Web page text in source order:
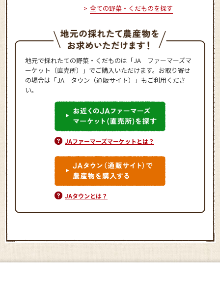
全ての野菜・くだものを探す
地元で採れたての野菜・くだものは「JA ファーマーズマ
ーケット（直売所）」でご購入いただけます。お取り寄せ
の場合は「JA タウン（通販サイト）」もご利用くださ
い。
JAファーマーズマーケットとは？
JAタウンとは？